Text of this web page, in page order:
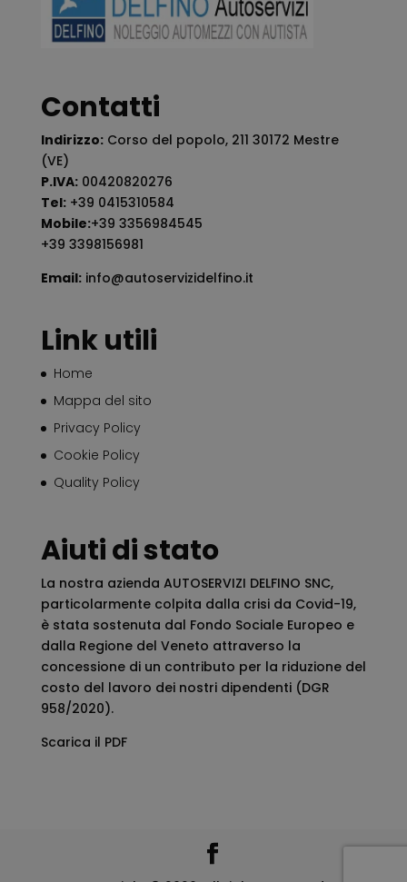
Contatti
Indirizzo:Corso del popolo, 211 30172 Mestre
(VE)
P.IVA:00420820276
Tel: +39 0415310584
Mobile:+39 3356984545
+39 3398156981
Email: info@autoservizidelfino.it
Link utili
Home
Mappa del sito
Privacy Policy
Cookie Policy
Quality Policy
Aiuti di stato
La nostra azienda AUTOSERVIZI DELFINO SNC,
particolarmente colpita dalla crisi da Covid-19,
è stata sostenuta dal Fondo Sociale Europeo e
dalla Regione del Veneto attraverso la
concessione di un contributo per la riduzione del
costo del lavoro dei nostri dipendenti (DGR
958/2020).
Scarica il PDF